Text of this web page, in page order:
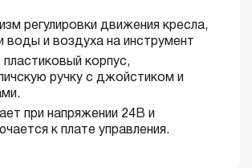
регулировки движения кресла,
воды и воздуха на инструмент
корпус,
ручку с джойстиком и
при напряжении 24В и
к плате управления.